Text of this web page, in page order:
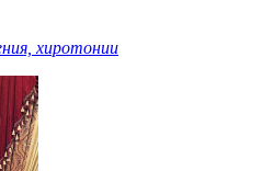
хиротонии